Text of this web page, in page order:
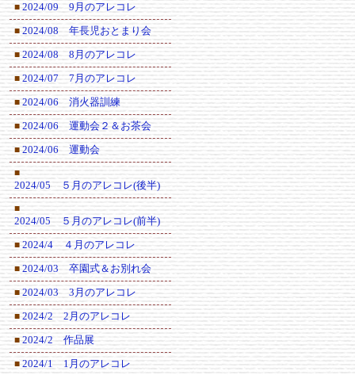
■ 2024/09 9月のアレコレ
■ 2024/08 年長児おとまり会
■ 2024/08 8月のアレコレ
■ 2024/07 7月のアレコレ
■ 2024/06 消火器訓練
■ 2024/06 運動会２＆お茶会
■ 2024/06 運動会
■
2024/05 ５月のアレコレ(後半)
■
2024/05 ５月のアレコレ(前半)
■ 2024/4 ４月のアレコレ
■ 2024/03 卒園式＆お別れ会
■ 2024/03 3月のアレコレ
■ 2024/2 2月のアレコレ
■ 2024/2 作品展
■ 2024/1 1月のアレコレ